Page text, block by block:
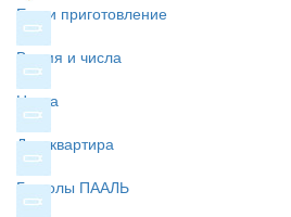
Еда и приготовление
Время и числа
Цвета
Дом квартира
Глаголы ПААЛЬ